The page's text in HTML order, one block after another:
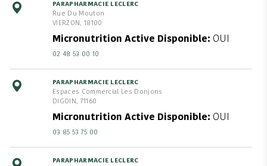
PARAPHARMACIE LECLERC
Rue Du Mouton
VIERZON, 18100
Micronutrition Active Disponible OUI
02 48 53 00 10
PARAPHARMACIE LECLERC
Espaces Commercial Les Donjons
DIGOIN, 71160
Micronutrition Active Disponible OUI
03 85 53 75 00
PARAPHARMACIE LECLERC